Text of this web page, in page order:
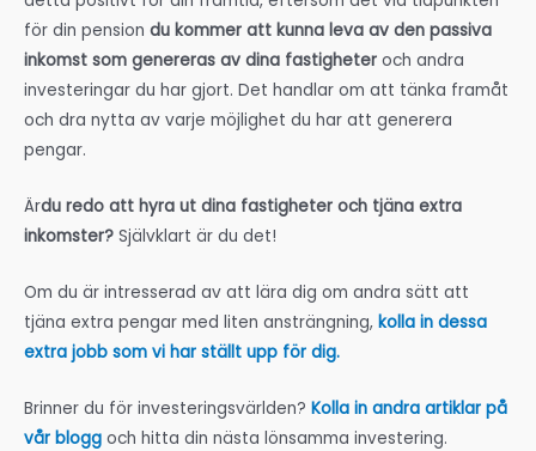
för din pension du kommer att kunna leva av den passiva
inkomst som genereras av dina fastigheter och andra
investeringar du har gjort. Det handlar om att tänka framåt
och dra nytta av varje möjlighet du har att generera
pengar.
Ärdu redo att hyra ut dina fastigheter och tjäna extra
inkomster? Självklart är du det!
Om du är intresserad av att lära dig om andra sätt att
tjäna extra pengar med liten ansträngning, kolla in dessa
extra jobb som vi har ställt upp för dig.
Brinner du för investeringsvärlden? Kolla in andra artiklar på
vår blogg och hitta din nästa lönsamma investering.